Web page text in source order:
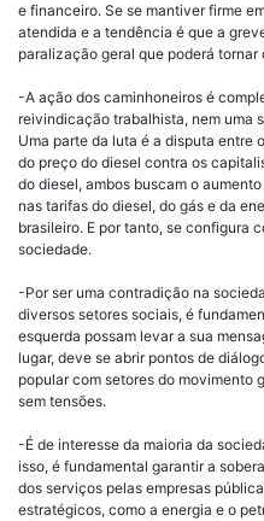
e financeiro. Se se mantiver firme
atendida e a tendência é que a
paralização geral que poderá
-A ação dos caminhoneiros é
reivindicação trabalhista, nem uma
Uma parte da luta é a disputa entre
do preço do diesel contra os
do diesel, ambos buscam o
nas tarifas do diesel, do gás e da
brasileiro. E por tanto, se configura
sociedade.
-Por ser uma contradição na
diversos setores sociais, é
esquerda possam levar a sua
lugar, deve se abrir pontos de
popular com setores do movimento
sem tensões.
-É de interesse da maioria da
isso, é fundamental garantir a
dos serviços pelas empresas
estratégicos, como a energia e o